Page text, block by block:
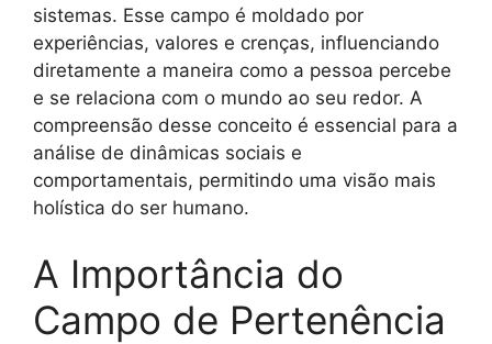
sistemas. Esse campo é moldado por
experiências, valores e crenças, influenciando
diretamente a maneira como a pessoa percebe
e se relaciona com o mundo ao seu redor. A
compreensão desse conceito é essencial para a
análise de dinâmicas sociais e
comportamentais, permitindo uma visão mais
holística do ser humano.
A Importância do
Campo de Pertenência